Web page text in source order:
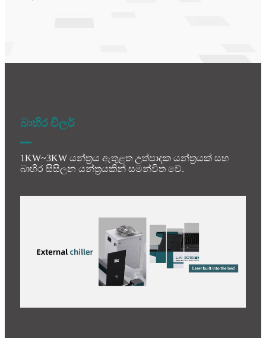
බාහිර චිලර්
1KW~3KW යන්ත්‍රය ඇතුළත උත්පාදක යන්ත්‍රයක් සහ
බාහිර සිසිලන යන්ත්‍රයකින් සමන්විත වේ.